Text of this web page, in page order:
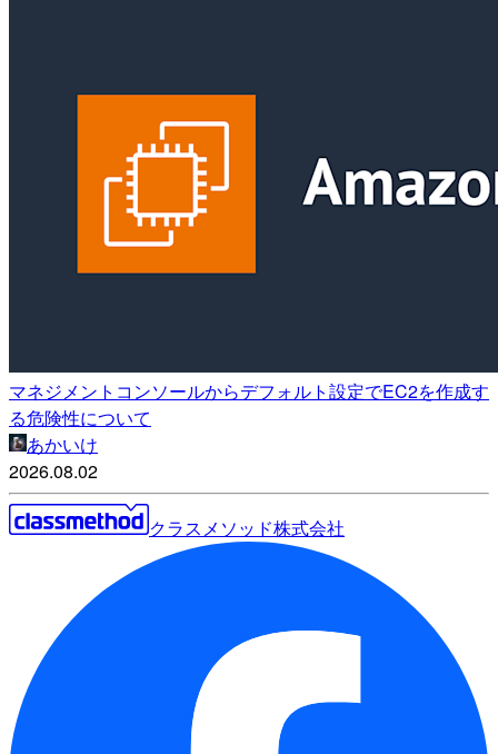
マネジメントコンソールからデフォルト設定でEC2を作成す
る危険性について
あかいけ
2026.08.02
クラスメソッド株式会社